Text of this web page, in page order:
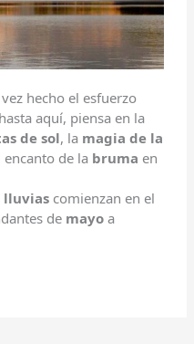
hecho el esfuerzo
aquí, piensa en la
de sol, la magia de la
encanto de la bruma en
lluvias comienzan en el
de mayo a